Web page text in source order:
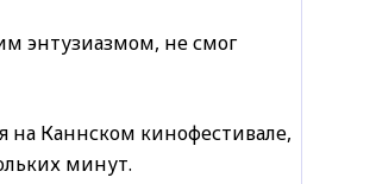
энтузиазмом, не смог
на Каннском кинофестивале,
минут.